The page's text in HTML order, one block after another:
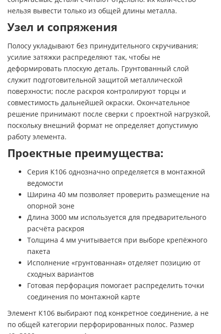
нельзя вывести только из общей длины металла.
Узел и сопряжения
Полосу укладывают без принудительного скручивания;
усилие затяжки распределяют так, чтобы не
деформировать плоскую деталь. Грунтованный слой
служит подготовительной защитой металлической
поверхности; после раскроя контролируют торцы и
совместимость дальнейшей окраски. Окончательное
решение принимают после сверки с проектной нагрузкой,
поскольку внешний формат не определяет допустимую
работу элемента.
Проектные преимущества:
Серия К106 однозначно определяется в монтажной
ведомости
Ширина 40 мм позволяет проверить размещение на
опорной зоне
Длина 3000 мм используется для предварительного
расчёта раскроя
Толщина 4 мм учитывается при выборе крепёжного
пакета
Исполнение «грунтованная» отделяет позицию от
сходных вариантов
Готовая перфорация помогает распределить точки
соединения по монтажной карте
Элемент К106 выбирают под конкретное соединение, а не
по общей категории перфорированных полос. Размер